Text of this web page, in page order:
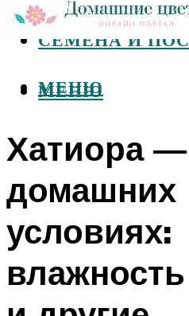
САДОВЫЕ
СЕМЕНА И
МЕНЮ
МЕНЮ
Хатиора
домашних
условиях: